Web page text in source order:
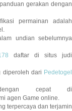
gerakan dengan
permainan adalah
undian sebelumnya
daftar di situs judi
diperoleh dari Pedetogel
cepat di
agen Game online.
terpercaya dan terjamin